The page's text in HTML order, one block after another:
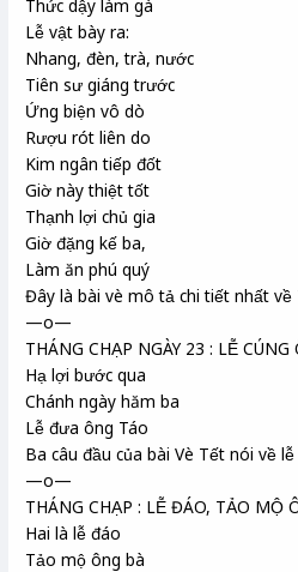
Thức dậy làm gà
Lễ vật bày ra:
Nhang, đèn, trà, nước
Tiên sư giáng trước
Ứng biện vô dò
Rượu rót liên do
Kim ngân tiếp đốt
Giờ này thiệt tốt
Thạnh lợi chủ gia
Giờ đặng kế ba,
Làm ăn phú quý
Đây là bài vè mô tả chi tiết nhất về
—o—
THÁNG CHẠP NGÀY 23 : LỄ
Hạ lợi bước qua
Chánh ngày hăm ba
Lễ đưa ông Táo
Ba câu đầu của bài Vè Tết nói về
—o—
THÁNG CHẠP : LỄ ĐÁO, TẢO MỘ
Hai là lễ đáo
Tảo mộ ông bà